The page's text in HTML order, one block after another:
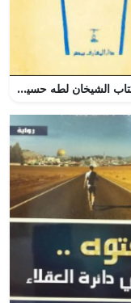
تحميل كتاب الشيخان لطه حسين pdf